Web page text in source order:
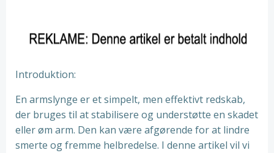
Introduktion:
En armslynge er et simpelt, men effektivt redskab,
der bruges til at stabilisere og understøtte en skadet
eller øm arm. Den kan være afgørende for at lindre
smerte og fremme helbredelse. I denne artikel vil vi